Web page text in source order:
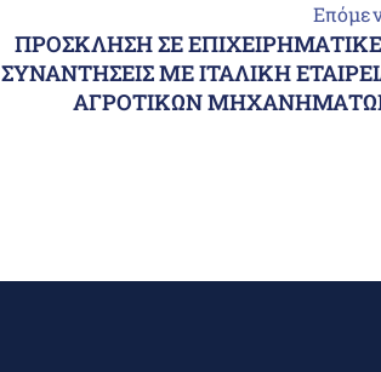
ΠΡΟΣΚΛΗΣΗ ΣΕ
ΣΥΝΑΝΤΗΣΕΙΣ ΜΕ ΙΤΑΛΙΚΗ
ΑΓΡΟΤΙΚΩΝ